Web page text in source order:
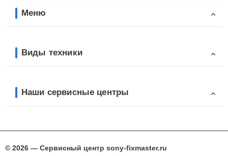
Меню
Виды техники
Наши сервисные центры
© 2026 — Сервисный центр sony-fixmaster.ru